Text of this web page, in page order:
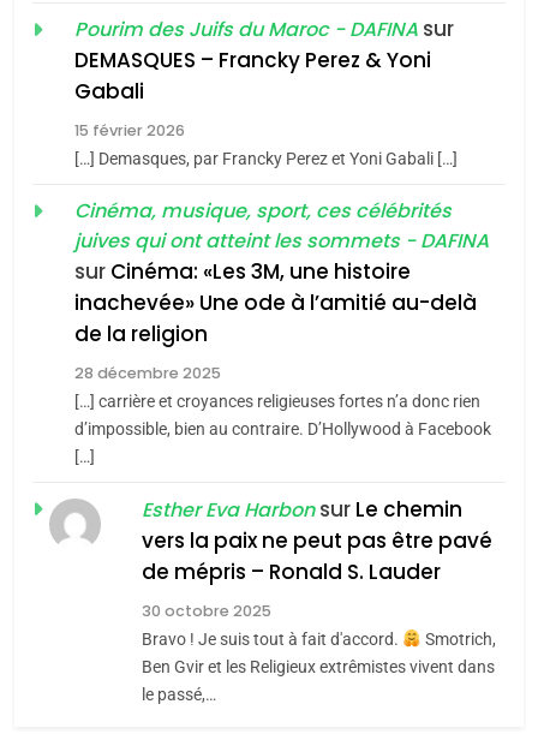
Oeil ravageur – Vanessa
De Loya Stauber
«Tu dis génocide, je dis
guerre»: La nouvelle
chanson de Boy George
ISRAÉL JUDAISME
Accords d’Isaac:
l’alliance pourrait
s’étendre à 13 pays
d’Amérique latine
ISRAÉL JUDAISME
2025, l’année la plus
meurtrière selon le
Pourim des Juifs du Maroc - DAFINA sur
DEMASQUES – Francky Perez & Yoni
Gabali
15 février 2026
[…] Demasques, par Francky Perez et Yoni Gabali […]
Cinéma, musique, sport, ces célébrités
juives qui ont atteint les sommets - DAFINA
sur Cinéma: «Les 3M, une histoire
inachevée» Une ode à l’amitié au-delà
de la religion
28 décembre 2025
[…] carrière et croyances religieuses fortes n’a donc rien
d’impossible, bien au contraire. D’Hollywood à Facebook
[…]
Esther Eva Harbonsur Le chemin
vers la paix ne peut pas être pavé
de mépris – Ronald S. Lauder
30 octobre 2025
Bravo ! Je suis tout à fait d'accord.
Smotrich,
Ben Gvir et les Religieux extrêmistes vivent dans
le passé,…
meurtrière selon le rapport
l’antisémitisme
FIÈRE, DIGNE ET RÉSILIENTE :
POURQUOI JE REVENDIQUE
MA JUDAÏTE par Thérèse
Zrihen-Dvir
ISRAÉL
CE QUI NOUS MANQUE –
JUDAISME
Maroc : Les amandes de
Tafraout, le miel de Tadla
Azilal consacrés produits
du terroir
DAFINA MAROC